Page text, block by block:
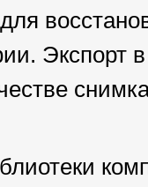
Экспорт